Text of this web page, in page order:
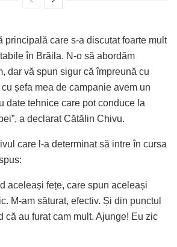
principală care s-a discutat foarte mult
în Brăila. N-o să abordăm
dar vă spun sigur că împreună cu
șefa mea de campanie avem un
date tehnice care pot conduce la
a declarat Cătălin Chivu.
care l-a determinat să intre în cursa
aceleași fețe, care spun aceleași
M-am săturat, efectiv. Și din punctul
că au furat cam mult. Ajunge! Eu zic